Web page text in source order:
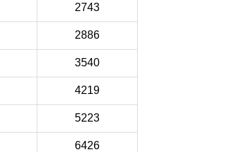
2743
2886
3540
4219
5223
6426